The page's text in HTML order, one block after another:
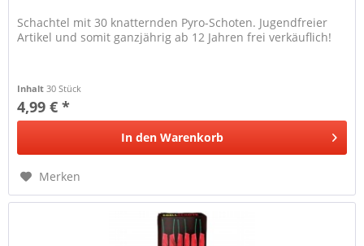
Schachtel mit 30 knatternden Pyro-Schoten. Jugendfreier
Artikel und somit ganzjährig ab 12 Jahren frei verkäuflich!
Inhalt 30 Stück
4,99 € *
In den Warenkorb
Merken